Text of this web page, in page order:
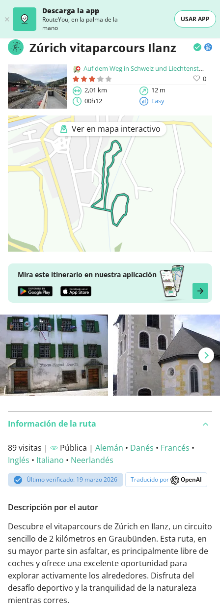
Descarga la app
RouteYou, en la palma de la
mano
USAR APP
Zúrich vitaparcours Ilanz
Auf dem Weg in Schweiz und Liechtenstein
0
2,01 km
12 m
00h12
Easy
Ver en mapa interactivo
Mira este itinerario en nuestra aplicación
Información de la ruta
89 visitas | Pública | Alemán • Danés • Francés •
Inglés • Italiano • Neerlandés
Último verificado: 19 marzo 2026 Traducido por OpenAI
Descripción por el autor
Descubre el vitaparcours de Zúrich en Ilanz, un circuito
sencillo de 2 kilómetros en Graubünden. Esta ruta, en
su mayor parte sin asfaltar, es principalmente libre de
coches y ofrece una excelente oportunidad para
explorar activamente los alrededores. Disfruta del
desafío deportivo y la tranquilidad de la naturaleza
mientras corres.